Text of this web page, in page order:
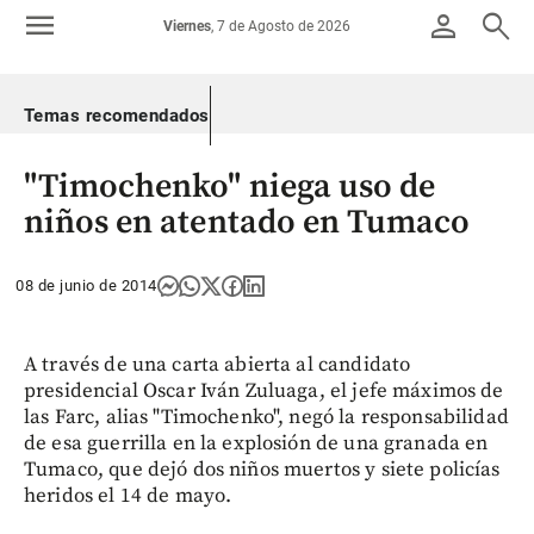
Colombia
person search
Viernes, 7 de Agosto de 2026
menu
Temas recomendados
"Timochenko" niega uso de
niños en atentado en Tumaco
08 de junio de 2014
A través de una carta abierta al candidato
presidencial Oscar Iván Zuluaga, el jefe máximos de
las Farc, alias "Timochenko", negó la responsabilidad
de esa guerrilla en la explosión de una granada en
Tumaco, que dejó dos niños muertos y siete policías
heridos el 14 de mayo.